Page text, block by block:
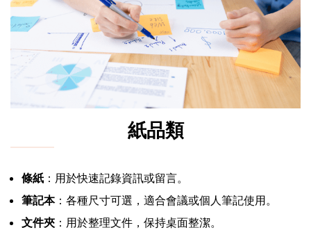
紙品類
條紙 ：用於快速記錄資訊或留言。
筆記本：各種尺寸可選，適合會議或個人筆記使用。
文件夾 ：用於整理文件，保持桌面整潔。